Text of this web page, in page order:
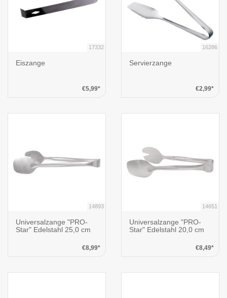
17332
Eiszange
€5,99*
16286
Servierzange
€2,99*
14893
Universalzange "PRO-
Star" Edelstahl 25,0 cm
€8,99*
14651
Universalzange "PRO-
Star" Edelstahl 20,0 cm
€8,49*